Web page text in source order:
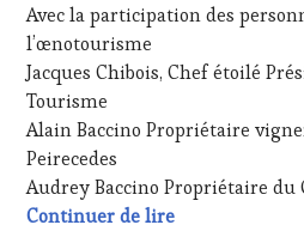
WINE
TOURISM
TOUR,
WINE
TOURISM
TOUR
MOVIE
WINETASTINGVOUCHER.COM
ÉCRITE,
RADIO,
TV,
WEB,
OENOTOURISME
PARTENAIRES
VIN
TOURISME,
PRODUCTEURS
Avec la participation des
l’œnotourisme
Jacques Chibois, Chef étoilé
Tourisme
Alain Baccino Propriétaire
Peirecedes
Audrey Baccino Propriétaire du
Continuer de lireRésultats